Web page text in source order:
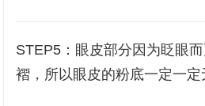
STEP5：眼皮部分因为眨眼
褶，所以眼皮的粉底一定一定